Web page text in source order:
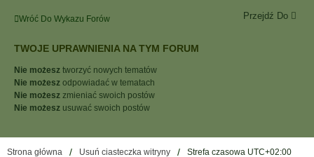
Wróć Do Wykazu Forów Przejdź Do
TWOJE UPRAWNIENIA NA TYM FORUM
Nie możesz tworzyć nowych tematów
Nie możesz odpowiadać w tematach
Nie możesz zmieniać swoich postów
Nie możesz usuwać swoich postów
Strona główna Usuń ciasteczka witryny Strefa czasowa UTC+02:00